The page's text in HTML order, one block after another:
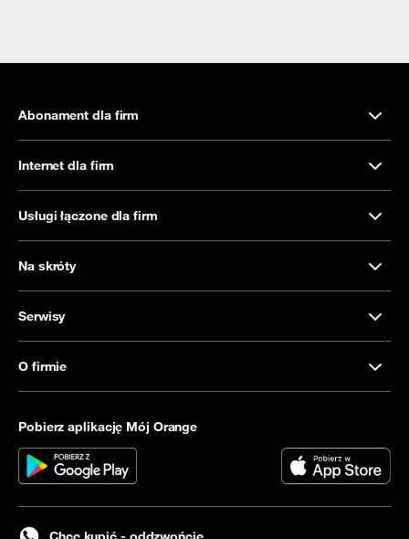
Abonament dla firm
Internet dla firm
Usługi łączone dla firm
Na skróty
Serwisy
O firmie
Pobierz aplikację Mój Orange